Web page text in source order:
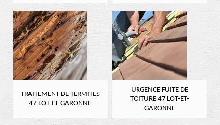
TRAITEMENT DE TERMITES
47 LOT-ET-GARONNE
URGENCE FUITE DE
TOITURE 47 LOT-ET-
GARONNE